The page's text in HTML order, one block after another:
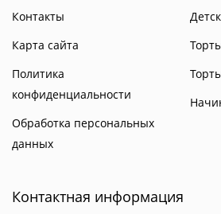
Контакты
Карта сайта
Политика
конфиденциальности
Обработка персональных
данных
Контактная информация